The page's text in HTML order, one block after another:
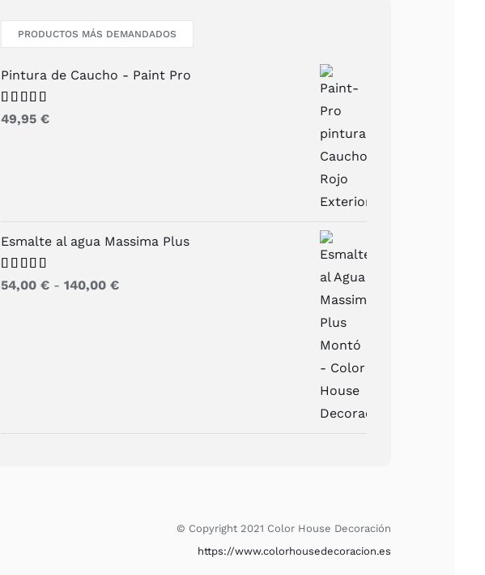
PRODUCTOS MÁS DEMANDADOS
Pintura de Caucho - Paint Pro
Valorado
con
49,95€
Esmalte al agua Massima Plus
Valorado
con
54,00€ - 140,00€Rango
© Copyright 2021 Color House Decoración
https://www.colorhousedecoracion.es